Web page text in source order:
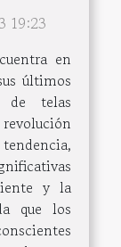
19:23
en
últimos
de telas
y la
que los